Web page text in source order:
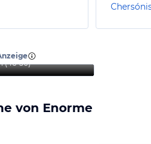
(46-50)
von Enorme